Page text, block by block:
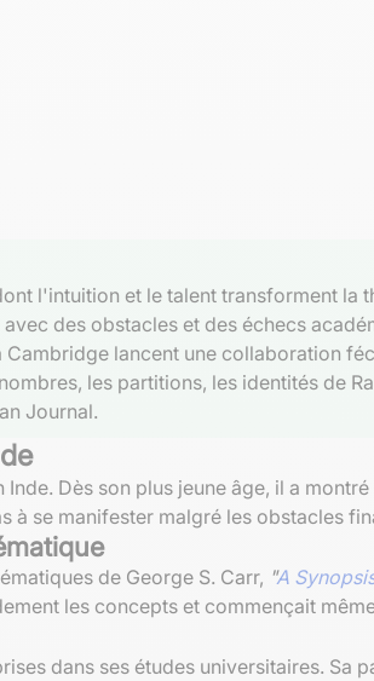
l'intuition et le talent transforment la
des obstacles et des échecs
lancent une collaboration
les partitions, les identités de
Journal.
Dès son plus jeune âge, il a
à se manifester malgré les obstacles
de George S. Carr, "A
les concepts et commençait
dans ses études universitaires. Sa